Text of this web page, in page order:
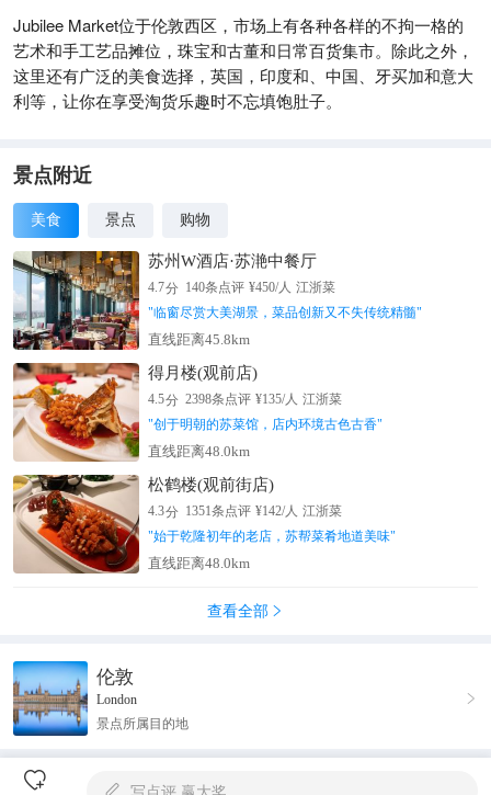
Jubilee Market位于伦敦西区，市场上有各种各样的不拘一格的
艺术和手工艺品摊位，珠宝和古董和日常百货集市。除此之外，
这里还有广泛的美食选择，英国，印度和、中国、牙买加和意大
利等，让你在享受淘货乐趣时不忘填饱肚子。
景点附近
美食 景点 购物
苏州W酒店·苏滟中餐厅
4.7分 140条点评 ¥450/人 江浙菜
"临窗尽赏大美湖景，菜品创新又不失传统精髓"
直线距离45.8km
得月楼(观前店)
4.5分 2398条点评 ¥135/人 江浙菜
"创于明朝的苏菜馆，店内环境古色古香"
直线距离48.0km
松鹤楼(观前街店)
4.3分 1351条点评 ¥142/人 江浙菜
"始于乾隆初年的老店，苏帮菜肴地道美味"
直线距离48.0km
查看全部 
伦敦
London
景点所属目的地

  写点评,赢大奖